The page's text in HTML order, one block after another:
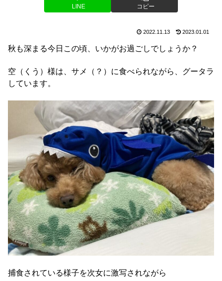
LINE コピー
2022.11.13 2023.01.01
秋も深まる今日この頃、いかがお過ごしでしょうか？
空（くう）様は、サメ（？）に食べられながら、グータラ
しています。
捕食されている様子を次女に激写されながら